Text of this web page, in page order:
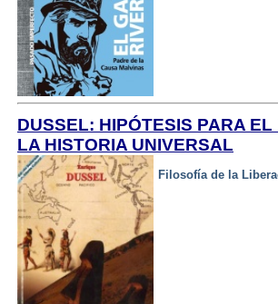
DUSSEL: HIPÓTESIS PARA
LA HISTORIA UNIVERSAL
Filosofía de la